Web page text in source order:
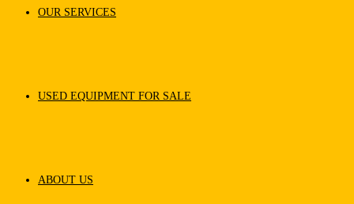
OUR SERVICES
USED EQUIPMENT FOR SALE
ABOUT US